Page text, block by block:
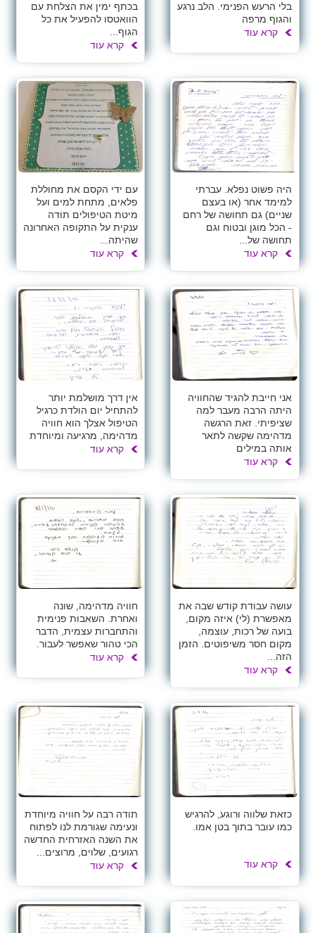
בלי הרעש הפנימי. הלב נרגע
והגוף מרפה
קרא עוד
בכתף ימין את הצלחת עם
הוואטסו להפעיל את כל
הגוף...
קרא עוד
היה פשוט נפלא. עברתי
למימד אחר (או בעצם
שניים) גם תחושה של רחם
- הכל מוגן ובטוח וגם
תחושה של...
קרא עוד
עם ידי הקסם את מחוללת
פלאים, מתחת למים ועל
מיטת הטיפולים תודה
ענקית על התקופה האחרונה
שהיתה...
קרא עוד
אני חייבת להגיד שהחוויה
היתה הרבה מעבר למה
שציפיתי. זאת הרגשה
מדהימה שקשה לתאר
אותה במילים
קרא עוד
אין דרך מושלמת יותר
להתחיל יום הולדת כרגיל
הטיפול אצלך הוא חוויה
מדהימה, מרגיעה ומיוחדת
קרא עוד
עושה עבודת קודש שבה את
מאפשרת (לי) איזה מקום,
בועה של רכות, עוצמה,
מקום חסר משיפוטים. הזמן
הזה...
קרא עוד
חוויה מדהימה, שונה
ואחרת. השאבות פנימית
והתחברות עצמית, הדבר
הכי טהור שאפשר לעבור.
קרא עוד
כזאת שלווה ורוגע, להרגיש
כמו עובר בתוך בטן אמו.
קרא עוד
תודה רבה על חוויה מיוחדת
ונעימה שגורמת לנו לפתוח
את השנה האזרחית החדשה
רגועים, שלוים, מרוצים...
קרא עוד